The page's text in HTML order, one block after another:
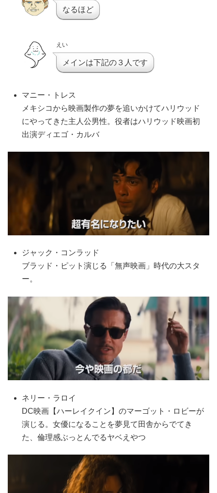
なるほど
えい
メインは下記の３人です
マニー・トレス
メキシコから映画製作の夢を追いかけてハリウッド
にやってきた主人公男性。役者はハリウッド映画初
出演ディエゴ・カルバ
ジャック・コンラッド
ブラッド・ピット演じる「無声映画」時代の大スタ
ー。
ネリー・ラロイ
DC映画【ハーレイクイン】のマーゴット・ロビーが
演じる。女優になることを夢見て田舎からでてき
た、倫理感ぶっとんでるヤベえやつ